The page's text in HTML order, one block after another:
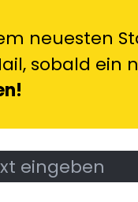
neuesten
sobald ein